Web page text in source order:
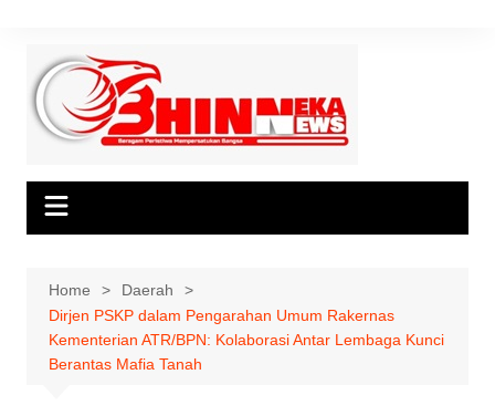
content
Home
Daerah
Dirjen PSKP dalam Pengarahan Umum Rakernas
Kementerian ATR/BPN: Kolaborasi Antar Lembaga Kunci
Berantas Mafia Tanah